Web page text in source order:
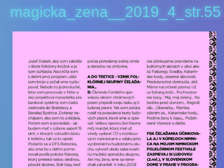
magicka_zena__2019_4_str.55